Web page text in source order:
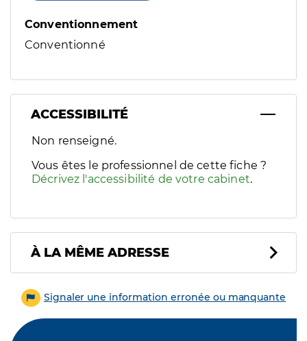
Conventionnement
Conventionné
ACCESSIBILITÉ
Filtres
Sélectionnez un ou plusieurs handicaps/besoins
Non renseigné.
Vous êtes le professionnel de cette fiche ?
Décrivez l'accessibilité de votre cabinet.
À LA MÊME ADRESSE
Signaler une information erronée ou manquante